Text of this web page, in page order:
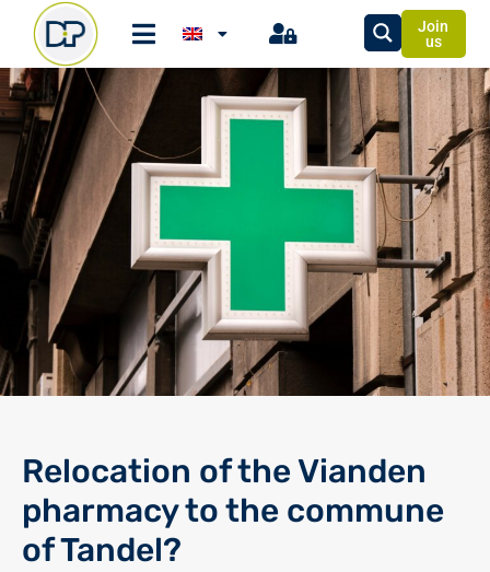
Join
us
Relocation of the Vianden
pharmacy to the commune
of Tandel?